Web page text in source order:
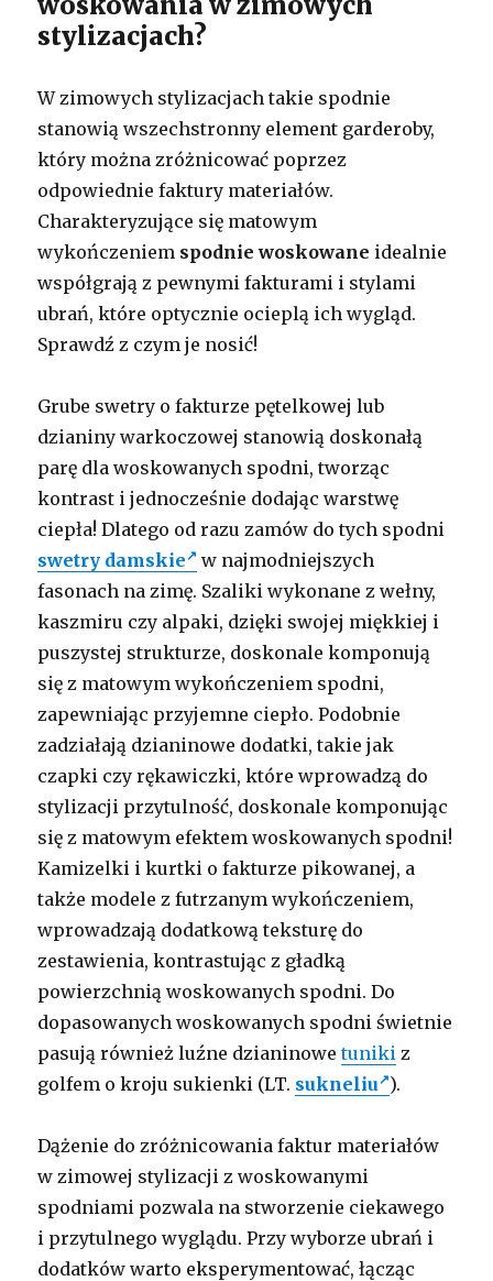
stylizacjach?
W zimowych stylizacjach takie spodnie
stanowią wszechstronny element garderoby,
który można zróżnicować poprzez
odpowiednie faktury materiałów.
Charakteryzujące się matowym
wykończeniem spodnie woskowane idealnie
współgrają z pewnymi fakturami i stylami
ubrań, które optycznie ocieplą ich wygląd.
Sprawdź z czym je nosić!
Grube swetry o fakturze pętelkowej lub
dzianiny warkoczowej stanowią doskonałą
parę dla woskowanych spodni, tworząc
kontrast i jednocześnie dodając warstwę
ciepła! Dlatego od razu zamów do tych spodni
swetry damskie
w najmodniejszych
fasonach na zimę. Szaliki wykonane z wełny,
kaszmiru czy alpaki, dzięki swojej miękkiej i
puszystej strukturze, doskonale komponują
się z matowym wykończeniem spodni,
zapewniając przyjemne ciepło. Podobnie
zadziałają dzianinowe dodatki, takie jak
czapki czy rękawiczki, które wprowadzą do
stylizacji przytulność, doskonale komponując
się z matowym efektem woskowanych spodni!
Kamizelki i kurtki o fakturze pikowanej, a
także modele z futrzanym wykończeniem,
wprowadzają dodatkową teksturę do
zestawienia, kontrastując z gładką
powierzchnią woskowanych spodni. Do
dopasowanych woskowanych spodni świetnie
pasują również luźne dzianinowetuniki z
golfem o kroju sukienki (LT. sukneliu ).
Dążenie do zróżnicowania faktur materiałów
w zimowej stylizacji z woskowanymi
spodniami pozwala na stworzenie ciekawego
i przytulnego wyglądu. Przy wyborze ubrań i
dodatków warto eksperymentować, łącząc